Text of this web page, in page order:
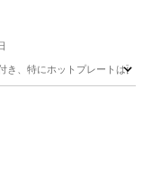
、特にホットプレートは